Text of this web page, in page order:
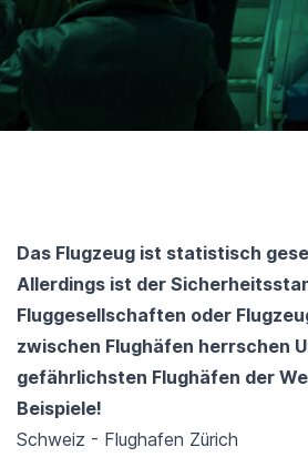
Das Flugzeug ist statistisch
Allerdings ist der
Fluggesellschaften oder
zwischen Flughäfen herrschen
gefährlichsten Flughäfen der
Beispiele!
Schweiz - Flughafen Zürich